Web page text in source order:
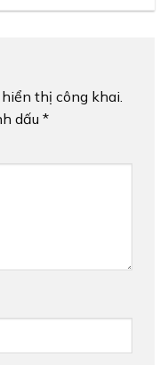
thị công khai.
dấu *